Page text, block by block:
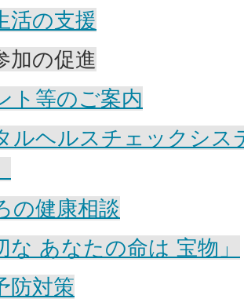
活の支援
加の促進
ト等のご案内
ルヘルスチェックシス
の健康相談
な あなたの命は 宝物」
防対策